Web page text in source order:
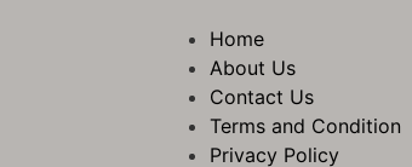
Home
About Us
Contact Us
Terms and Condition
Privacy Policy